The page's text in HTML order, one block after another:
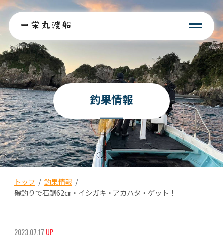
釣果情報
トップ/ 釣果情報 /
磯釣りで石鯛62㎝・イシガキ・アカハタ・ゲット！
2023.07.17 UP